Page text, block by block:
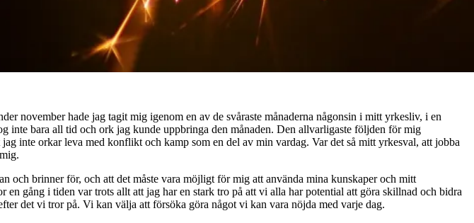
november hade jag tagit mig igenom en av de svåraste månaderna någonsin i mitt yrkesliv, i en
inte bara all tid och ork jag kunde uppbringa den månaden. Den allvarligaste följden för mig
inte orkar leva med konflikt och kamp som en del av min vardag. Var det så mitt yrkesval, att jobba
och brinner för, och att det måste vara möjligt för mig att använda mina kunskaper och mitt
gång i tiden var trots allt att jag har en stark tro på att vi alla har potential att göra skillnad och bidra
det vi tror på. Vi kan välja att försöka göra något vi kan vara nöjda med varje dag.